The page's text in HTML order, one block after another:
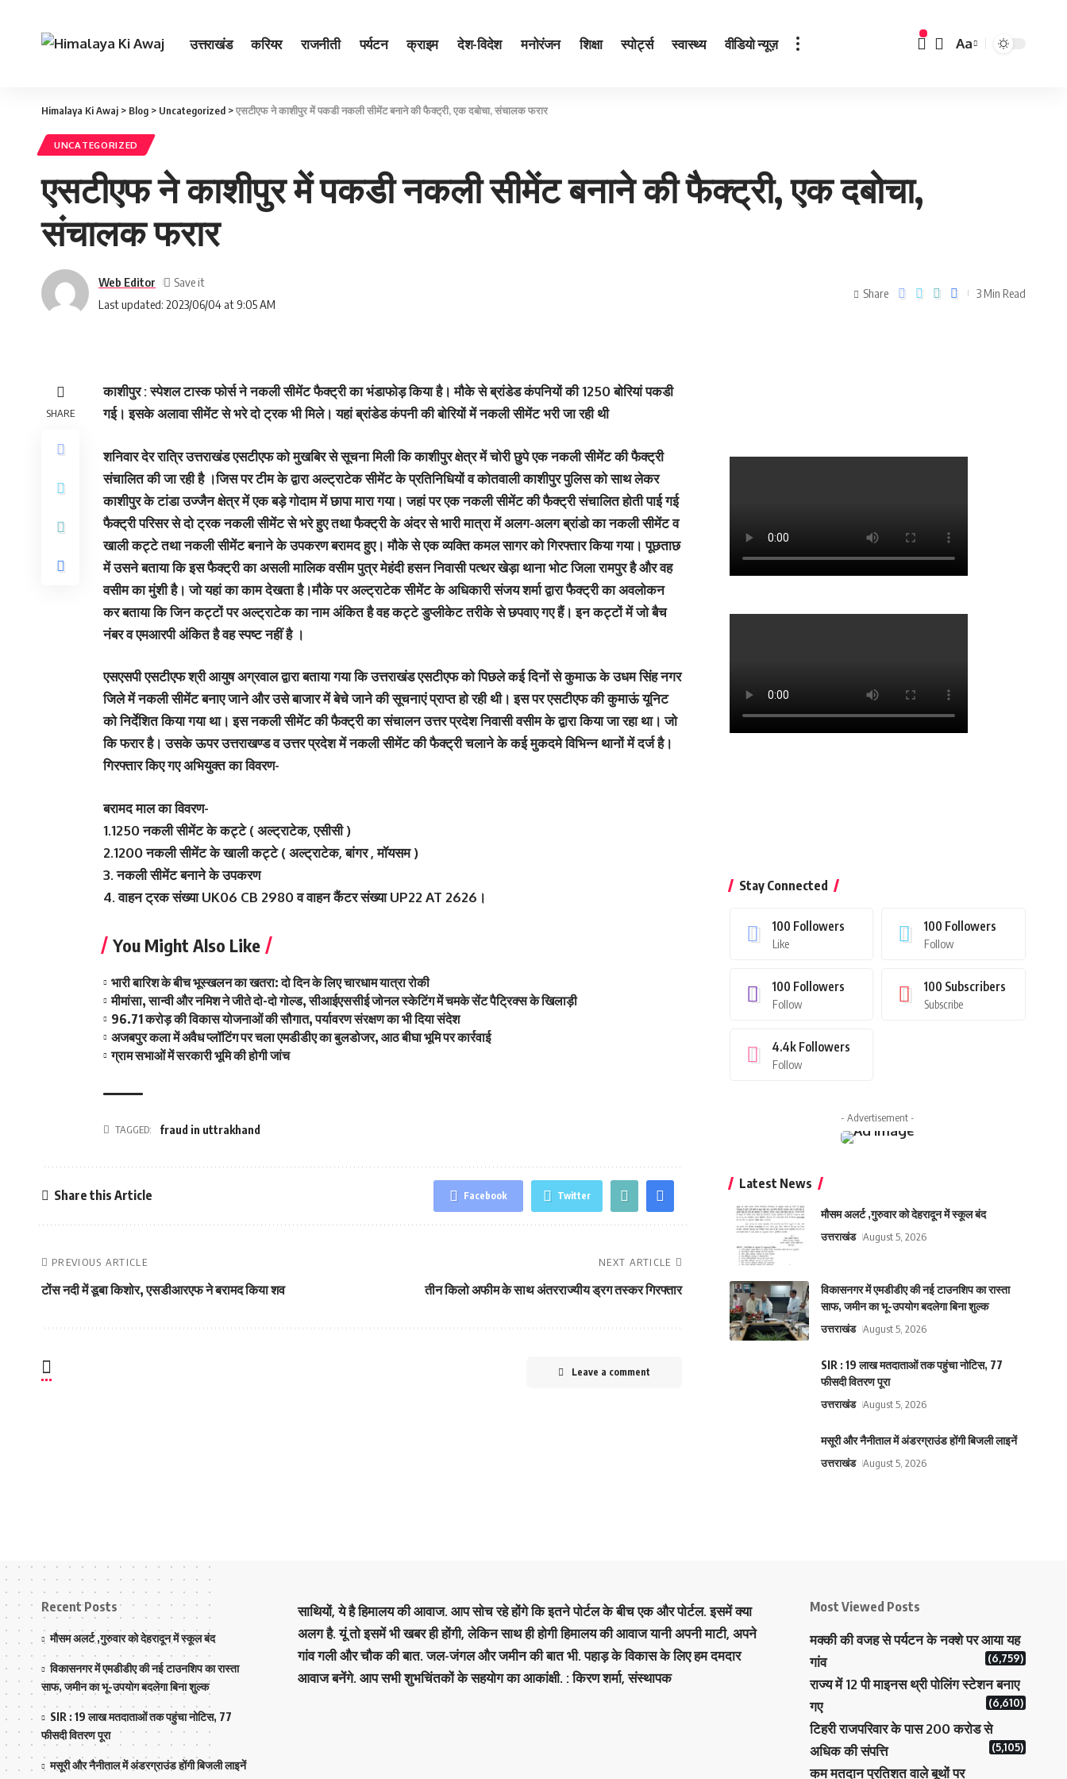
उत्तराखंड करियर राजनीती पर्यटन क्राइम देश-विदेश मनोरंजन शिक्षा स्पोर्ट्स स्वास्थ्य वीडियो न्यूज़ Aa
Himalaya Ki Awaj > Blog > Uncategorized >एसटीएफ ने काशीपुर में पकडी नकली सीमेंट बनाने की फैक्‍ट्री, एक दबोचा, संचालक फरार
UNCATEGORIZED
एसटीएफ ने काशीपुर में पकडी नकली सीमेंट बनाने की फैक्‍ट्री, एक दबोचा,
संचालक फरार
Last updated: 2023/06/04 at 9:05 AM
Web Editor
Share 3 Min Read
SHARE
काशीपुर : स्‍पेशल टास्‍क फोर्स ने नकली सीमेंट फैक्ट्री का भंडाफोड़ किया है। मौके से ब्रांडेड कंपनियों की 1250 बोरियां पकडी
गई। इसके अलावा सीमेंट से भरे दो ट्रक भी मिले। यहां ब्रांडेड कंपनी की बोरियों में नकली सीमेंट भरी जा रही थी
शनिवार देर रात्रि उत्तराखंड एसटीएफ को मुखबिर से सूचना मिली कि काशीपुर क्षेत्र में चोरी छुपे एक नकली सीमेंट की फैक्ट्री
संचालित की जा रही है ।जिस पर टीम के द्वारा अल्ट्राटेक सीमेंट के प्रतिनिधियों व कोतवाली काशीपुर पुलिस को साथ लेकर
काशीपुर के टांडा उज्जैन क्षेत्र में एक बड़े गोदाम में छापा मारा गया। जहां पर एक नकली सीमेंट की फैक्ट्री संचालित होती पाई गई
फैक्ट्री परिसर से दो ट्रक नकली सीमेंट से भरे हुए तथा फैक्ट्री के अंदर से भारी मात्रा में अलग-अलग ब्रांडो का नकली सीमेंट व
खाली कट्टे तथा नकली सीमेंट बनाने के उपकरण बरामद हुए। मौके से एक व्यक्ति कमल सागर को गिरफ्तार किया गया। पूछताछ
में उसने बताया कि इस फैक्ट्री का असली मालिक वसीम पुत्र मेहंदी हसन निवासी पत्थर खेड़ा थाना भोट जिला रामपुर है और वह
वसीम का मुंशी है। जो यहां का काम देखता है।मौके पर अल्ट्राटेक सीमेंट के अधिकारी संजय शर्मा द्वारा फैक्ट्री का अवलोकन
कर बताया कि जिन कट्टों पर अल्ट्राटेक का नाम अंकित है वह कट्टे डुप्लीकेट तरीके से छपवाए गए हैं। इन कट्टों में जो बैच
नंबर व एमआरपी अंकित है वह स्पष्ट नहीं है ।
एसएसपी एसटीएफ श्री आयुष अग्रवाल द्वारा बताया गया कि उत्तराखंड एसटीएफ को पिछले कई दिनों से कुमाऊ के उधम सिंह नगर
जिले में नकली सीमेंट बनाए जाने और उसे बाजार में बेचे जाने की सूचनाएं प्राप्त हो रही थी। इस पर एसटीएफ की कुमाऊं यूनिट
को निर्देशित किया गया था। इस नकली सीमेंट की फैक्ट्री का संचालन उत्तर प्रदेश निवासी वसीम के द्वारा किया जा रहा था। जो
कि फरार है। उसके ऊपर उत्तराखण्ड व उत्तर प्रदेश में नकली सीमेंट की फैक्ट्री चलाने के कई मुकदमे विभिन्न थानों में दर्ज है।
गिरफ्तार किए गए अभियुक्त का विवरण-
बरामद माल का विवरण-
1.1250 नकली सीमेंट के कट्टे ( अल्ट्राटेक, एसीसी )
2.1200 नकली सीमेंट के खाली कट्टे ( अल्ट्राटेक, बांगर , मॉयसम )
3. नकली सीमेंट बनाने के उपकरण
4. वाहन ट्रक संख्या UK06 CB 2980 व वाहन कैंटर संख्या UP22 AT 2626।
You Might Also Like
भारी बारिश के बीच भूस्खलन का खतरा: दो दिन के लिए चारधाम यात्रा रोकी
मीमांसा, सान्वी और नमिश ने जीते दो-दो गोल्ड, सीआईएससीई जोनल स्केटिंग में चमके सेंट पैट्रिक्स के खिलाड़ी
96.71 करोड़ की विकास योजनाओं की सौगात, पर्यावरण संरक्षण का भी दिया संदेश
अजबपुर कला में अवैध प्लॉटिंग पर चला एमडीडीए का बुलडोजर, आठ बीघा भूमि पर कार्रवाई
ग्राम सभाओं में सरकारी भूमि की होगी जांच
TAGGED: fraud in uttrakhand
Share this Article Facebook Twitter
PREVIOUS ARTICLE
टोंस नदी में डूबा किशोर, एसडीआरएफ ने बरामद किया शव
NEXT ARTICLE
तीन किलो अफीम के साथ अंतरराज्‍यीय ड्रग तस्‍कर गिरफ्तार
Leave a comment
Stay Connected
100 Followers
Like
100 Followers
Follow
100 Followers
Follow
100 Subscribers
Subscribe
4.4k Followers
Follow
- Advertisement -
Latest News
मौसम अलर्ट ,गुरुवार को देहरादून में स्कूल बंद
उत्तराखंड August 5, 2026
विकासनगर में एमडीडीए की नई टाउनशिप का रास्ता
साफ, जमीन का भू-उपयोग बदलेगा बिना शुल्क
उत्तराखंड August 5, 2026
SIR : 19 लाख मतदाताओं तक पहुंचा नोटिस, 77
फीसदी वितरण पूरा
उत्तराखंड August 5, 2026
मसूरी और नैनीताल में अंडरग्राउंड होंगी बिजली लाइनें
उत्तराखंड August 5, 2026
Recent Posts
मौसम अलर्ट ,गुरुवार को देहरादून में स्कूल बंद
विकासनगर में एमडीडीए की नई टाउनशिप का रास्ता
साफ, जमीन का भू-उपयोग बदलेगा बिना शुल्क
SIR : 19 लाख मतदाताओं तक पहुंचा नोटिस, 77
फीसदी वितरण पूरा
मसूरी और नैनीताल में अंडरग्राउंड होंगी बिजली लाइनें
साथियों, ये है हिमालय की आवाज. आप सोच रहे होंगे कि इतने पोर्टल के बीच एक और पोर्टल. इसमें क्या
अलग है. यूं तो इसमें भी खबर ही होंगी, लेकिन साथ ही होगी हिमालय की आवाज यानी अपनी माटी, अपने
गांव गली और चौक की बात. जल-जंगल और जमीन की बात भी. पहाड़ के विकास के लिए हम दमदार
आवाज बनेंगे. आप सभी शुभचिंतकों के सहयोग का आकांक्षी. : किरण शर्मा, संस्‍थापक
Most Viewed Posts
मक्‍की की वजह से पर्यटन के नक्‍शे पर आया यह
गांव
(6,759)
राज्य में 12 पी माइनस थ्री पोलिंग स्टेशन बनाए
गए
(6,610)
टिहरी राजपरिवार के पास 200 करोड से
अधिक की संपत्ति
(5,105)
कम मतदान प्रतिशत वाले बूथों पर